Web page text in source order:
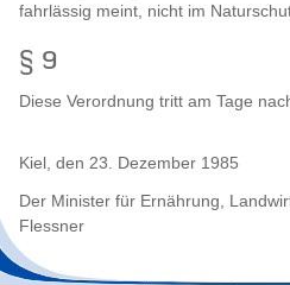
fahrlässig meint, nicht im
§ 9
Diese Verordnung tritt am Tage
Kiel, den 23. Dezember 1985
Der Minister für Ernährung,
Flessner